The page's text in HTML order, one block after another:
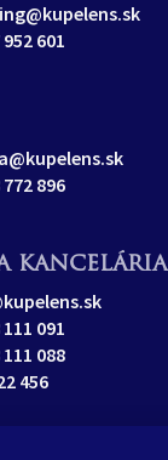
601
896
kancelária
091
088
456